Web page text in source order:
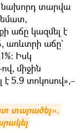
նախորդ տարվա
աճը կազմել է
առևտրի աճը`
Իսկ
միջին
5.9 տոկոսով»,–
տարածել».